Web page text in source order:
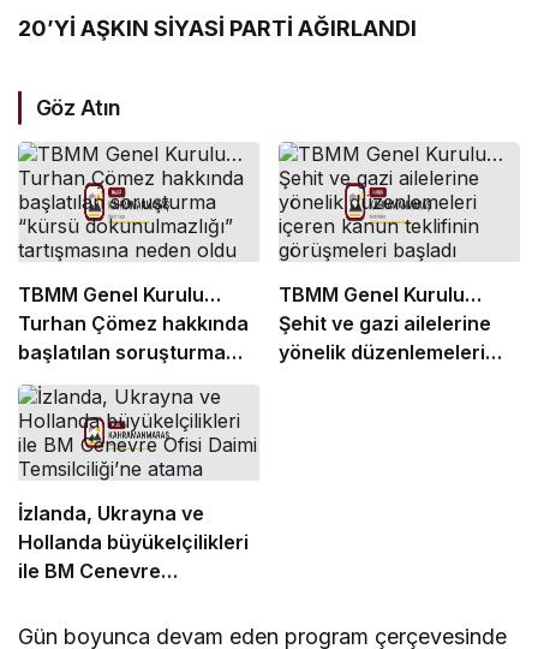
20’Yİ AŞKIN SİYASİ PARTİ AĞIRLANDI
Göz Atın
TBMM Genel Kurulu…
Turhan Çömez hakkında
başlatılan soruşturma
“kürsü dokunulmazlığı”
tartışmasına neden oldu
TBMM Genel Kurulu…
Şehit ve gazi ailelerine
yönelik düzenlemeleri
İzlanda, Ukrayna ve
Hollanda büyükelçilikleri
ile BM Cenevre
atama
Gün boyunca devam eden program çerçevesinde